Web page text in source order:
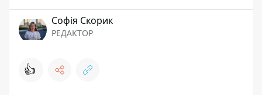
Софія Скорик
РЕДАКТОР
👍